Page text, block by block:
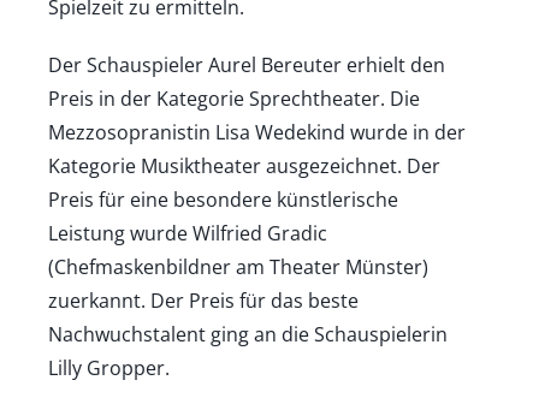
Spielzeit zu ermitteln.
Der Schauspieler Aurel Bereuter erhielt den
Preis in der Kategorie Sprechtheater. Die
Mezzosopranistin Lisa Wedekind wurde in der
Kategorie Musiktheater ausgezeichnet. Der
Preis für eine besondere künstlerische
Leistung wurde Wilfried Gradic
(Chefmaskenbildner am Theater Münster)
zuerkannt. Der Preis für das beste
Nachwuchstalent ging an die Schauspielerin
Lilly Gropper.